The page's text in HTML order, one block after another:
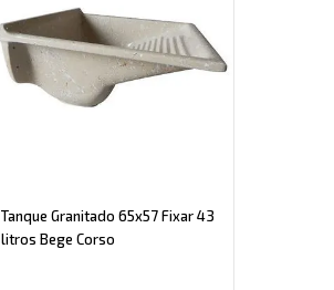
Tanque Granitado 65x57 Fixar 43
litros Bege Corso